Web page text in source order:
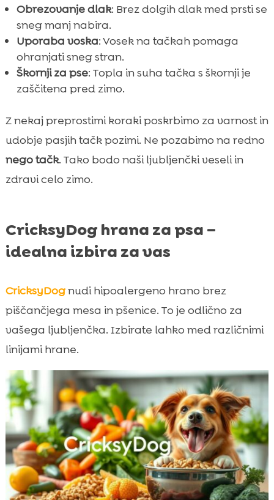
Obrezovanje dlak: Brez dolgih dlak med prsti se
sneg manj nabira.
Uporaba voska: Vosek na tačkah pomaga
ohranjati sneg stran.
Škornji za pse: Topla in suha tačka s škornji je
zaščitena pred zimo.
Z nekaj preprostimi koraki poskrbimo za varnost in
udobje pasjih tačk pozimi. Ne pozabimo na redno
nego tačk. Tako bodo naši ljubljenčki veseli in
zdravi celo zimo.
CricksyDog hrana za psa –
idealna izbira za vas
CricksyDognudi hipoalergeno hrano brez
piščančjega mesa in pšenice. To je odlično za
vašega ljubljenčka. Izbirate lahko med različnimi
linijami hrane.